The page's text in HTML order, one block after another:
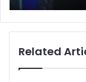
e
l
l
i
Related